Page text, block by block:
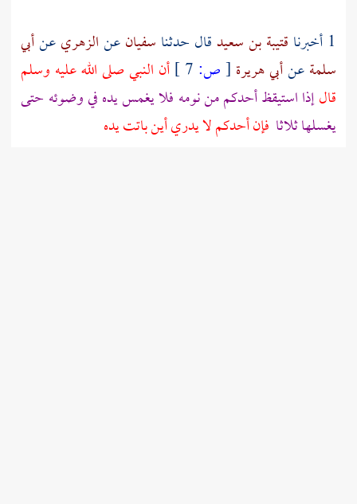
1 أخبرنا
قتيبة بن سعيدقال حدثنا سفيانعنالزهريعنأبي
سلمةعنأبي هريرة [ص:
أن النبي صلى الله عليه وسلم
قالإذا استيقظ أحدكم من نومه فلا يغمس يده في وضوئه حتى
يغسلها ثلاثا فإن أحدكم لا يدري أين باتت يده